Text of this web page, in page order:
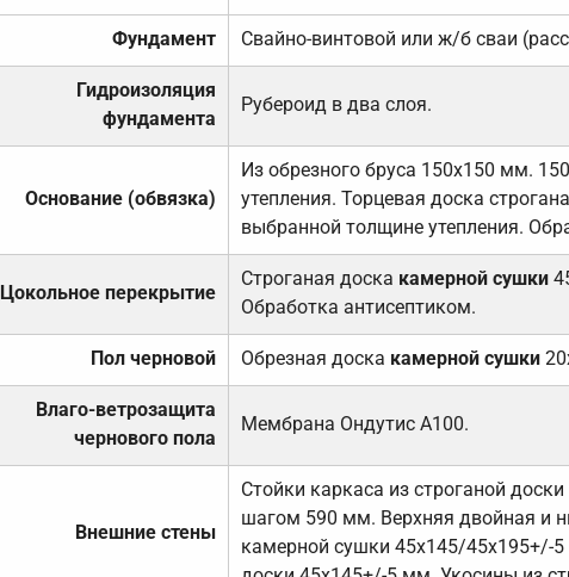
Фундамент Свайно-винтовой или ж/б сваи
Гидроизоляция
фундамента
Рубероид в два слоя.
Основание (обвязка)
Из обрезного бруса 150х150 мм.
утепления. Торцевая доска
выбранной толщине утепления.
Цокольное перекрытие
Строганая доска камерной сушки
Обработка антисептиком.
Пол черновой Обрезная доска камерной сушки
Влаго-ветрозащита
чернового пола
Мембрана Ондутис А100.
Внешние стены
Стойки каркаса из строганой
шагом 590 мм. Верхняя двойная и
камерной сушки 45х145/45х195+/-